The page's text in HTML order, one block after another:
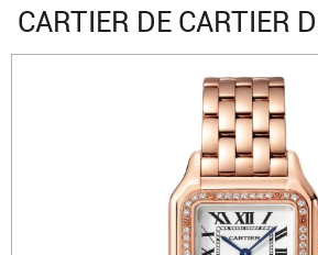
CARTIER DE CARTIER